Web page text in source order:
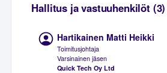
Hallitus ja vastuuhenkilöt (3)
Hartikainen Matti Heikki
Toimitusjohtaja
Varsinainen jäsen
Quick Tech Oy Ltd